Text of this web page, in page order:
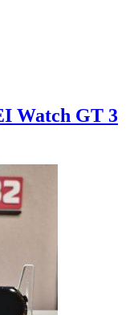
Watch GT 3